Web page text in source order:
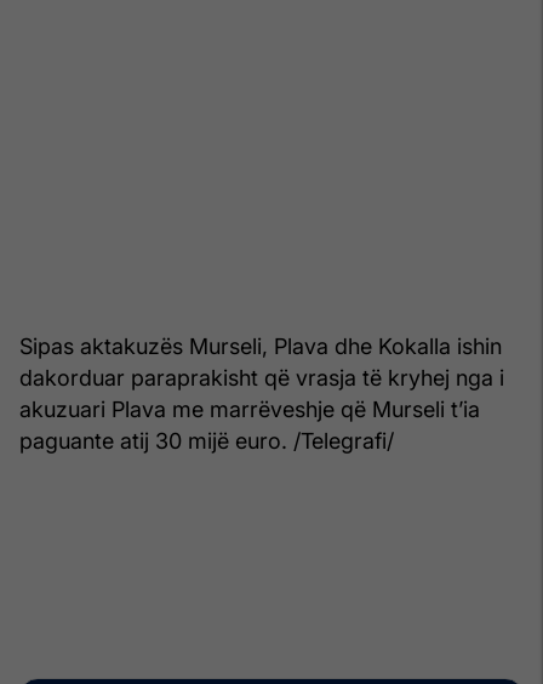
Sipas aktakuzës Murseli, Plava dhe Kokalla ishin
dakorduar paraprakisht që vrasja të kryhej nga i
akuzuari Plava me marrëveshje që Murseli t’ia
paguante atij 30 mijë euro. /Telegrafi/